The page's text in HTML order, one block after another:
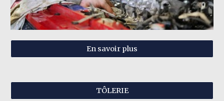
En savoir plus
TÔLERIE